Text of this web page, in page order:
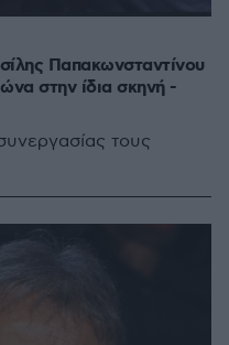
Παπακωνσταντίνου
στην ίδια σκηνή -
τους